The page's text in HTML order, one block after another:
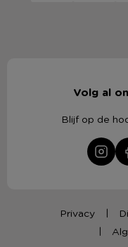
Volg al
Blijf op de
Privacy